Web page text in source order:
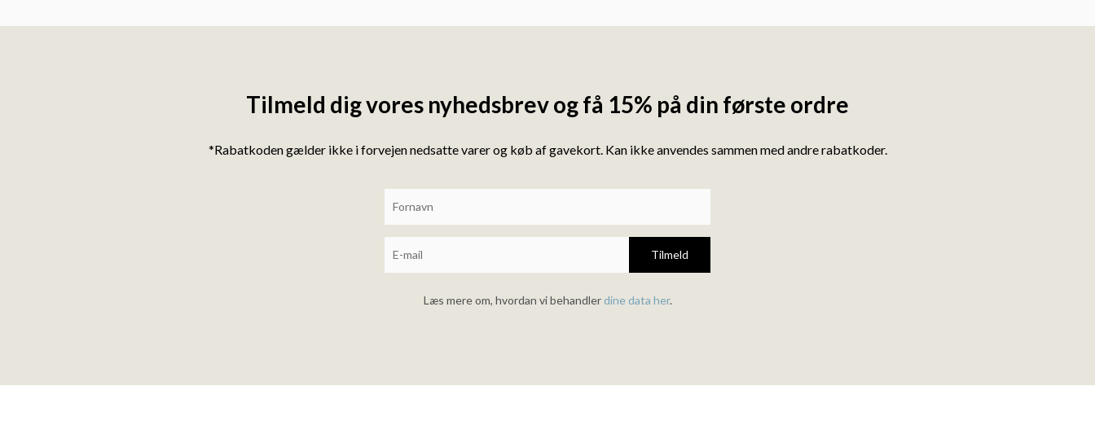
Tilmeld dig vores nyhedsbrev og få 15% på din første ordre
*Rabatkoden gælder ikke i forvejen nedsatte varer og køb af gavekort. Kan ikke anvendes sammen med andre rabatkoder.
Tilmeld
Læs mere om, hvordan vi behandlerdine data her.